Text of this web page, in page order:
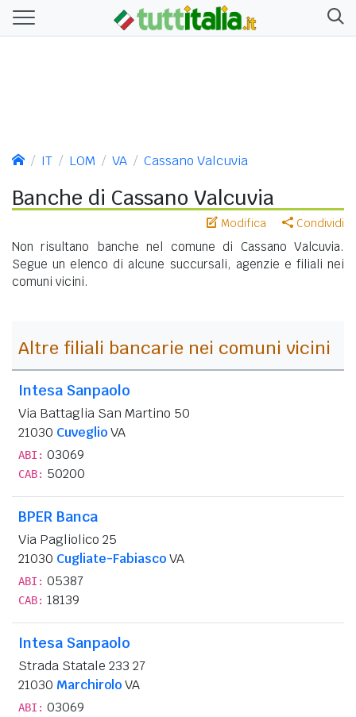
IT LOM VA Cassano Valcuvia
Banche di Cassano Valcuvia
Modifica Condividi
Non risultano banche nel comune di Cassano Valcuvia.
Segue un elenco di alcune succursali, agenzie e filiali nei
comuni vicini.
Altre filiali bancarie nei comuni vicini
Intesa Sanpaolo
Via Battaglia San Martino 50
21030 CuveglioVA
ABI: 03069
CAB: 50200
BPER Banca
Via Pagliolico 25
21030 Cugliate-FabiascoVA
ABI: 05387
CAB: 18139
Intesa Sanpaolo
Strada Statale 233 27
21030 MarchiroloVA
ABI: 03069